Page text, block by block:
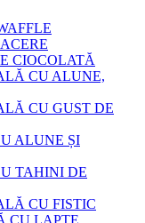
CIOCOLATĂ
CU ALUNE,
CU GUST DE
ALUNE ȘI
TAHINI DE
CU FISTIC
CU LAPTE